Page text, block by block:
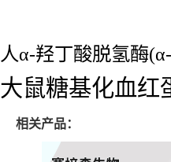
人α-羟丁酸脱氢酶
大鼠糖基化血红
相关产品：